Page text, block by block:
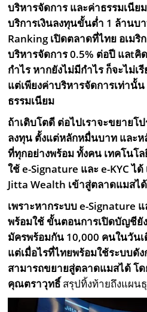
บริหารจัดการ และค่าธรรมเนีย
บริการเงินลงทุนขั้นต่ำ 1 ล้านบ
Ranking เปิดตลาดที่ไทย อเมริ
บริหารจัดการ 0.5% ต่อปี แลtคิ
กำไร หากยังไม่มีกำไร ก็จะไม่เ
แต่เพียงค่าบริหารจัดการเท่านั้
ธรรมเนียม
ถ้าเติบโตดี ต่อไปเราจะขยายโ
ลงทุน ตั้งแต่หลักหมื่นบาท และห
ที่ทุกอย่างพร้อม ทั้งคน เทคโนโ
ใช้ e-Signature และ e-KYC ไ
Jitta Wealth เข้าสู่ตลาดแมสได้
เพราะหากระบบ e-Signature แ
พร้อมใช้ ขั้นตอนการเปิดบัญชียั
มัครพร้อมกัน 10,000 คนในวันเ
แต่เมื่อไรที่ไทยพร้อมใช้ระบบดั
สามารถขยายสู่ตลาดแมสได้ โ
คุณตราวุทธิ์ สรุปทิ้งท้ายถึงแผน